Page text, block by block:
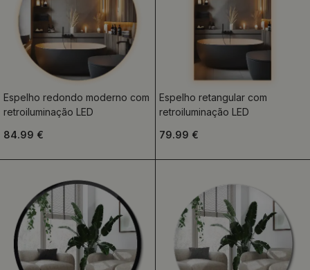
Espelho redondo moderno com
retroiluminação LED
84.99 €
Espelho retangular com
retroiluminação LED
79.99 €